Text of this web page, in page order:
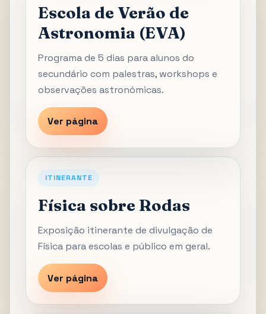
Escola de Verão de
Astronomia (EVA)
Programa de 5 dias para alunos do
secundário com palestras, workshops e
observações astronómicas.
Ver página
ITINERANTE
Física sobre Rodas
Exposição itinerante de divulgação de
Física para escolas e público em geral.
Ver página